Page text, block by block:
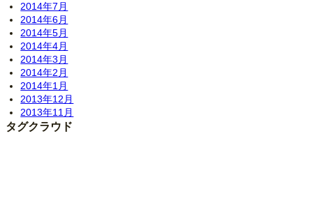
2014年7月
2014年6月
2014年5月
2014年4月
2014年3月
2014年2月
2014年1月
2013年12月
2013年11月
タグクラウド